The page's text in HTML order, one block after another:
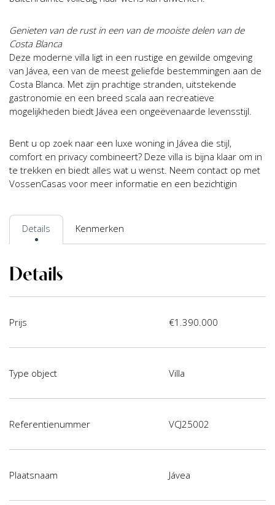
Genieten van de rust in een van de mooiste delen van de
Costa Blanca
Deze moderne villa ligt in een rustige en gewilde omgeving
van Jávea, een van de meest geliefde bestemmingen aan de
Costa Blanca. Met zijn prachtige stranden, uitstekende
gastronomie en een breed scala aan recreatieve
mogelijkheden biedt Jávea een ongeëvenaarde levensstijl.
Bent u op zoek naar een luxe woning in Jávea die stijl,
comfort en privacy combineert? Deze villa is bijna klaar om in
te trekken en biedt alles wat u wenst. Neem contact op met
VossenCasas voor meer informatie en een bezichtigin
Details Kenmerken
Details
Prijs €1.390.000
Type object Villa
Referentienummer VCJ25002
Plaatsnaam Jávea